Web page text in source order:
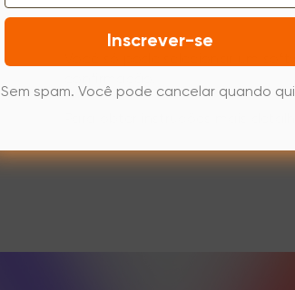
Você só pode selecionar um
Para obter instruções mais
Inscrever-se
Sem spam. Você pode cancelar quando